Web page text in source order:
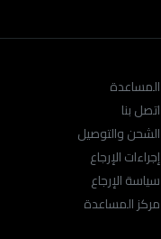
المساعدة
اتصل بنا
الشحن والتوصيل
إجراءات الإرجاع
سياسة الإرجاع
مركز المساعدة